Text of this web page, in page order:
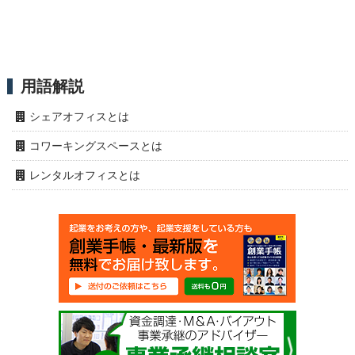
用語解説
シェアオフィスとは
コワーキングスペースとは
レンタルオフィスとは